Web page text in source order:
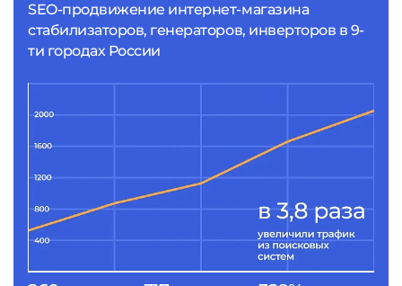
SEO-продвижение интернет-магазина
стабилизаторов, генераторов, инверторов в 9-
ти городах России